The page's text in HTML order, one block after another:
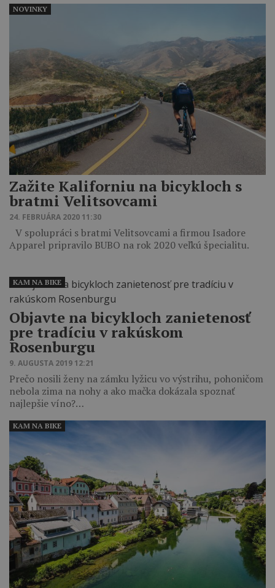
Zažite Kaliforniu na bicykloch s
bratmi Velitsovcami
24. FEBRUÁRA 2020 11:30
V spolupráci s bratmi Velitsovcami a firmou Isadore
Apparel pripravilo BUBO na rok 2020 veľkú špecialitu.
NOVINKY
Objavte na bicykloch zanietenosť
pre tradíciu v rakúskom
Rosenburgu
9. AUGUSTA 2019 12:21
Prečo nosili ženy na zámku lyžicu vo výstrihu, pohoničom
nebola zima na nohy a ako mačka dokázala spoznať
najlepšie víno?…
KAM NA BIKE
KAM NA BIKE